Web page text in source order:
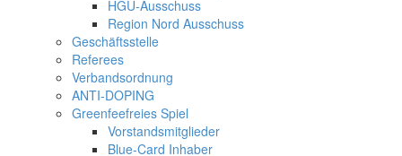
HGU-Ausschuss
Region Nord Ausschuss
Geschäftsstelle
Referees
Verbandsordnung
ANTI-DOPING
Greenfeefreies Spiel
Vorstandsmitglieder
Blue-Card Inhaber